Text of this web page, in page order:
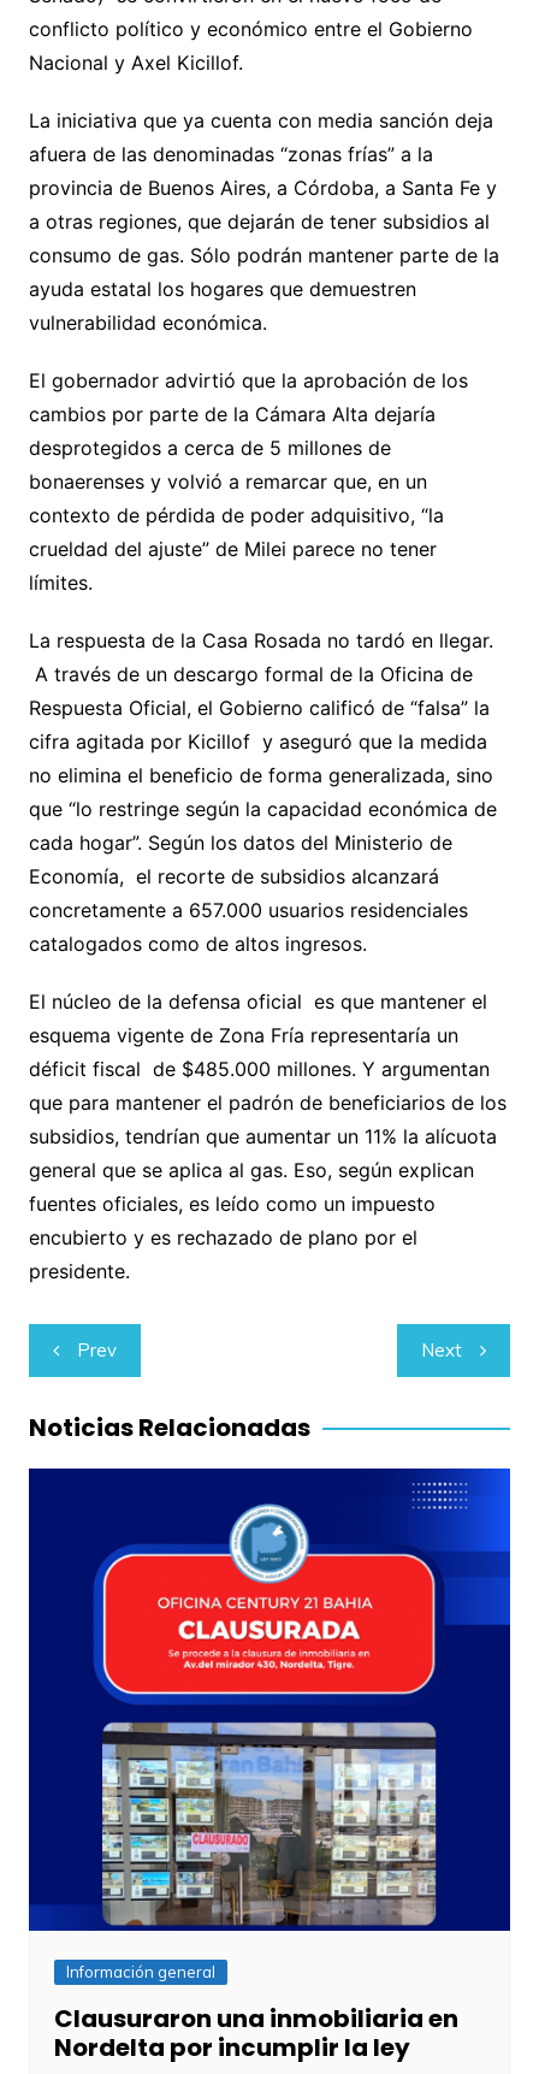
conflicto político y económico entre el Gobierno
Nacional y Axel Kicillof.
La iniciativa que ya cuenta con media sanción deja
afuera de las denominadas “zonas frías” a la
provincia de Buenos Aires, a Córdoba, a Santa Fe y
a otras regiones, que dejarán de tener subsidios al
consumo de gas. Sólo podrán mantener parte de la
ayuda estatal los hogares que demuestren
vulnerabilidad económica.
El gobernador advirtió que la aprobación de los
cambios por parte de la Cámara Alta dejaría
desprotegidos a cerca de 5 millones de
bonaerenses y volvió a remarcar que, en un
contexto de pérdida de poder adquisitivo, “la
crueldad del ajuste” de Milei parece no tener
límites.
La respuesta de la Casa Rosada no tardó en llegar.
A través de un descargo formal de la Oficina de
Respuesta Oficial, el Gobierno calificó de “falsa” la
cifra agitada por Kicillof y aseguró que la medida
no elimina el beneficio de forma generalizada, sino
que “lo restringe según la capacidad económica de
cada hogar”. Según los datos del Ministerio de
Economía, el recorte de subsidios alcanzará
concretamente a 657.000 usuarios residenciales
catalogados como de altos ingresos.
El núcleo de la defensa oficial es que mantener el
esquema vigente de Zona Fría representaría un
déficit fiscal de $485.000 millones. Y argumentan
que para mantener el padrón de beneficiarios de los
subsidios, tendrían que aumentar un 11% la alícuota
general que se aplica al gas. Eso, según explican
fuentes oficiales, es leído como un impuesto
encubierto y es rechazado de plano por el
presidente.
Navegación
de
entradas
Prev Next
Noticias Relacionadas
Información general
Clausuraron una inmobiliaria en
Nordelta por incumplir la ley